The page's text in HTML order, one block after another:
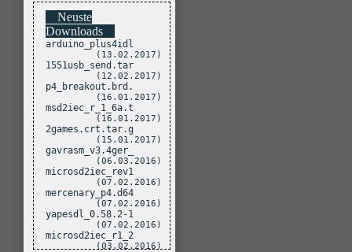
Neuste
Downloads
arduino_plus4idl
(13.02.2017)
1551usb_send.tar
(12.02.2017)
p4_breakout.brd.
(16.01.2017)
msd2iec_r_1_6a.t
(16.01.2017)
2games.crt.tar.g
(15.01.2017)
gavrasm_v3.4ger_
(06.03.2016)
microsd2iec_rev1
(07.02.2016)
mercenary_p4.d64
(07.02.2016)
yapesdl_0.58.2-1
(07.02.2016)
microsd2iec_r1_2
(03.02.2016)